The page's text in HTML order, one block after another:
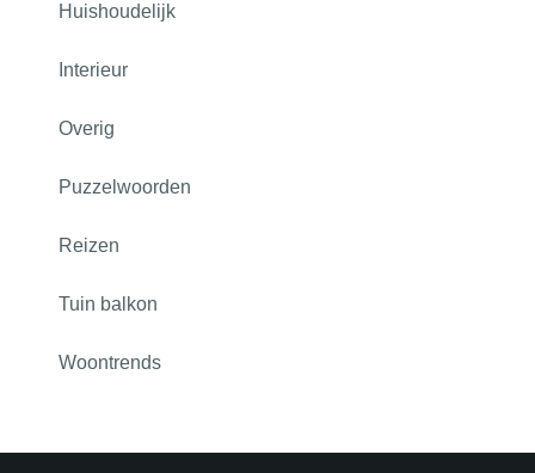
Huishoudelijk
Interieur
Overig
Puzzelwoorden
Reizen
Tuin balkon
Woontrends